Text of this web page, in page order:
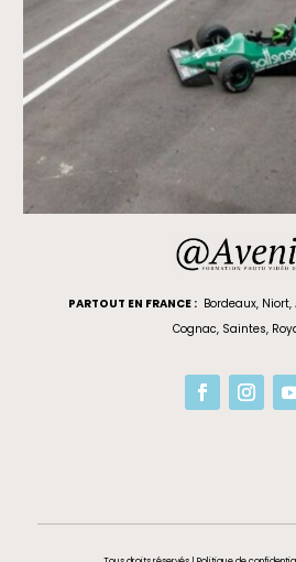
PARTOUT EN FRANCE : Bordeaux, Niort,
Cognac, Saintes,